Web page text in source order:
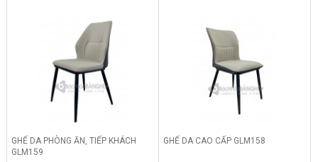
GHẾ DA PHÒNG ĂN, TIẾP KHÁCH
GLM159
GHẾ DA CAO CẤP GLM158